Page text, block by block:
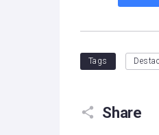
Tags
Share